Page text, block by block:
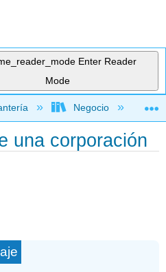
Enter Reader
Mode
jerarquía global
Negocio
una corporación